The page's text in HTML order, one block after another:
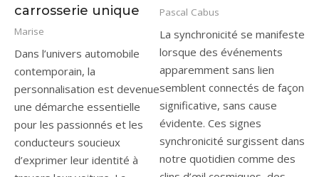
carrosserie unique
Marise
Dans l’univers automobile
contemporain, la
personnalisation est devenue
une démarche essentielle
pour les passionnés et les
conducteurs soucieux
d’exprimer leur identité à
Pascal Cabus
La synchronicité se manifeste
lorsque des événements
apparemment sans lien
semblent connectés de façon
significative, sans cause
évidente. Ces signes
synchronicité surgissent dans
notre quotidien comme des